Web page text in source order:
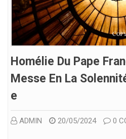
Homélie Du Pape
Messe En La
E
ADMIN 20/05/2024 0